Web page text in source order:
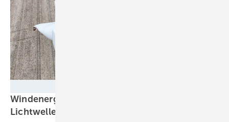
Windenergie: Feinste Haarrisse mittels
Lichtwellen